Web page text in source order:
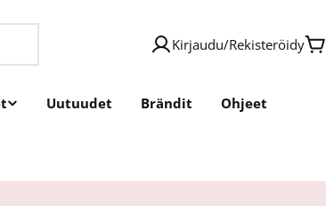
Kirjaudu/Rekisteröidy
Uutuudet Brändit Ohjeet